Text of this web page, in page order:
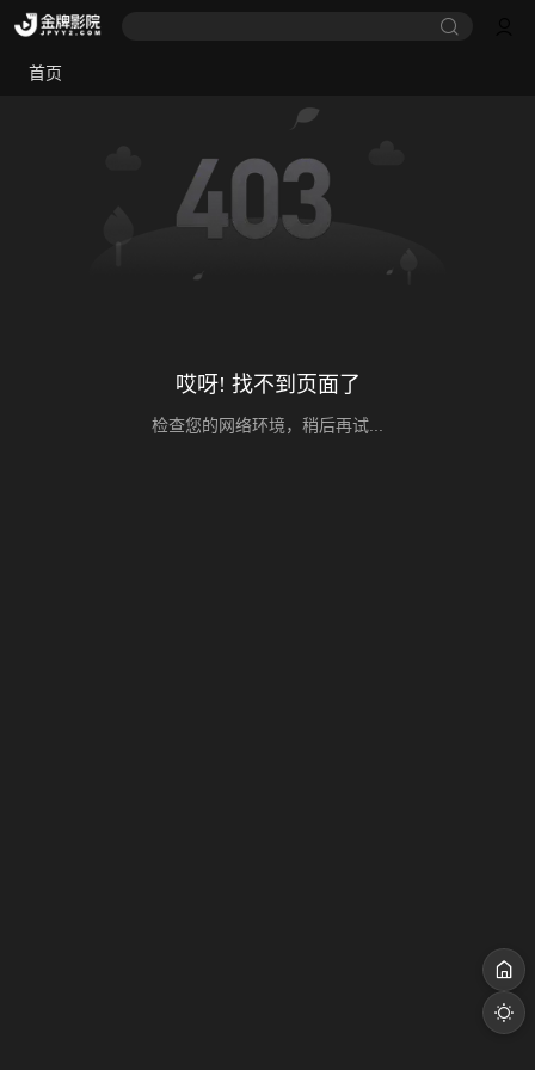
首页
哎呀! 找不到页面了
检查您的网络环境，稍后再试...